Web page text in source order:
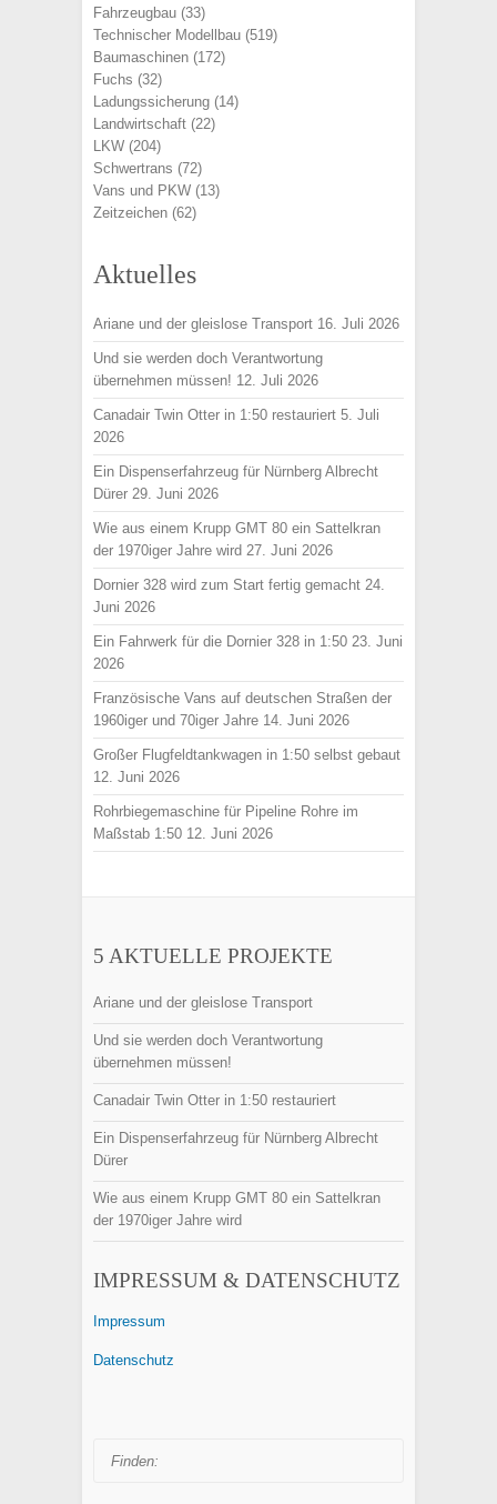
Fahrzeugbau (33)
Technischer Modellbau (519)
Baumaschinen (172)
Fuchs (32)
Ladungssicherung (14)
Landwirtschaft (22)
LKW (204)
Schwertrans (72)
Vans und PKW (13)
Zeitzeichen (62)
Aktuelles
Ariane und der gleislose Transport 16. Juli 2026
Und sie werden doch Verantwortung
übernehmen müssen! 12. Juli 2026
Canadair Twin Otter in 1:50 restauriert 5. Juli
2026
Ein Dispenserfahrzeug für Nürnberg Albrecht
Dürer 29. Juni 2026
Wie aus einem Krupp GMT 80 ein Sattelkran
der 1970iger Jahre wird 27. Juni 2026
Dornier 328 wird zum Start fertig gemacht 24.
Juni 2026
Ein Fahrwerk für die Dornier 328 in 1:50 23. Juni
2026
Französische Vans auf deutschen Straßen der
1960iger und 70iger Jahre 14. Juni 2026
Großer Flugfeldtankwagen in 1:50 selbst gebaut
12. Juni 2026
Rohrbiegemaschine für Pipeline Rohre im
Maßstab 1:50 12. Juni 2026
5 AKTUELLE PROJEKTE
Ariane und der gleislose Transport
Und sie werden doch Verantwortung
übernehmen müssen!
Canadair Twin Otter in 1:50 restauriert
Ein Dispenserfahrzeug für Nürnberg Albrecht
Dürer
Wie aus einem Krupp GMT 80 ein Sattelkran
der 1970iger Jahre wird
IMPRESSUM & DATENSCHUTZ
Impressum
Datenschutz